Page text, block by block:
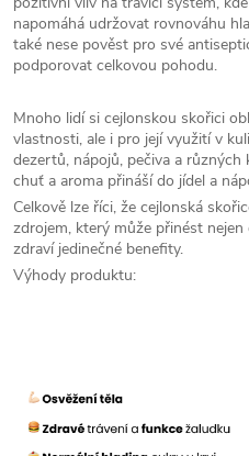
napomáhá udržovat rovnováhu
také nese pověst pro své
podporovat celkovou pohodu.
Mnoho lidí si cejlonskou skořici
vlastnosti, ale i pro její využití v
dezertů, nápojů, pečiva a různých
chuť a aroma přináší do jídel a
Celkově lze říci, že cejlonská
zdrojem, který může přinést
zdraví jedinečné benefity.
Výhody produktu: